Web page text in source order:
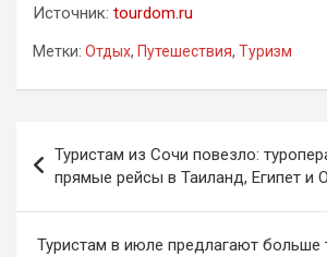
Источник: tourdom.ru
Метки: Отдых, Путешествия, Туризм
по
записям
Туристам из Сочи повезло:
прямые рейсы в Таиланд, Египет и
Туристам в июле предлагают больше